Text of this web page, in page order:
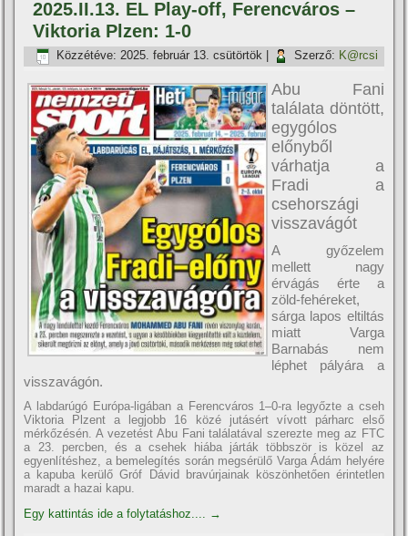
2025.II.13. EL Play-off, Ferencváros –
Viktoria Plzen: 1-0
Közzétéve: 2025. február 13. csütörtök Szerző: K@rcsi
Abu Fani
találata döntött,
egygólos
előnyből
várhatja a
Fradi a
csehországi
visszavágót
A győzelem
mellett nagy
érvágás érte a
zöld-fehéreket,
sárga lapos eltiltás
miatt Varga
Barnabás nem
léphet pályára a
visszavágón.
A labdarúgó Európa-ligában a Ferencváros 1–0-ra legyőzte a cseh
Viktoria Plzent a legjobb 16 közé jutásért vívott párharc első
mérkőzésén. A vezetést Abu Fani találatával szerezte meg az FTC
a 23. percben, és a csehek hiába járták többször is közel az
egyenlítéshez, a bemelegítés során megsérülő Varga Ádám helyére
a kapuba kerülő Gróf Dávid bravúrjainak köszönhetően érintetlen
maradt a hazai kapu.
Egy kattintás ide a folytatáshoz....
→